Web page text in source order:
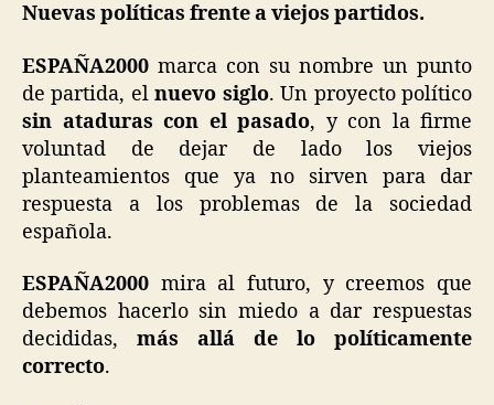
Nuevas políticas frente a viejos partidos.
ESPAÑA2000 marca con su nombre un punto
de partida, elnuevo siglo. Un proyecto político
sin ataduras con el pasado, y con la firme
voluntad de dejar de lado los viejos
planteamientos que ya no sirven para dar
respuesta a los problemas de la sociedad
española.
ESPAÑA2000 mira al futuro, y creemos que
debemos hacerlo sin miedo a dar respuestas
decididas, más allá de lo políticamente
correcto.